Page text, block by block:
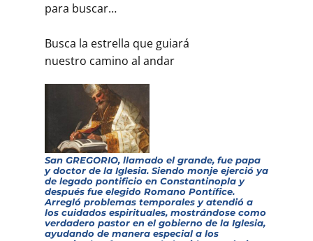
para buscar…
Busca la estrella que guiará
nuestro camino al andar
San GREGORIO, llamado el grande, fue papa
y doctor de la Iglesia. Siendo monje ejerció ya
de legado pontificio en Constantinopla y
después fue elegido Romano Pontífice.
Arregló problemas temporales y atendió a
los cuidados espirituales, mostrándose como
verdadero pastor en el gobierno de la Iglesia,
ayudando de manera especial a los